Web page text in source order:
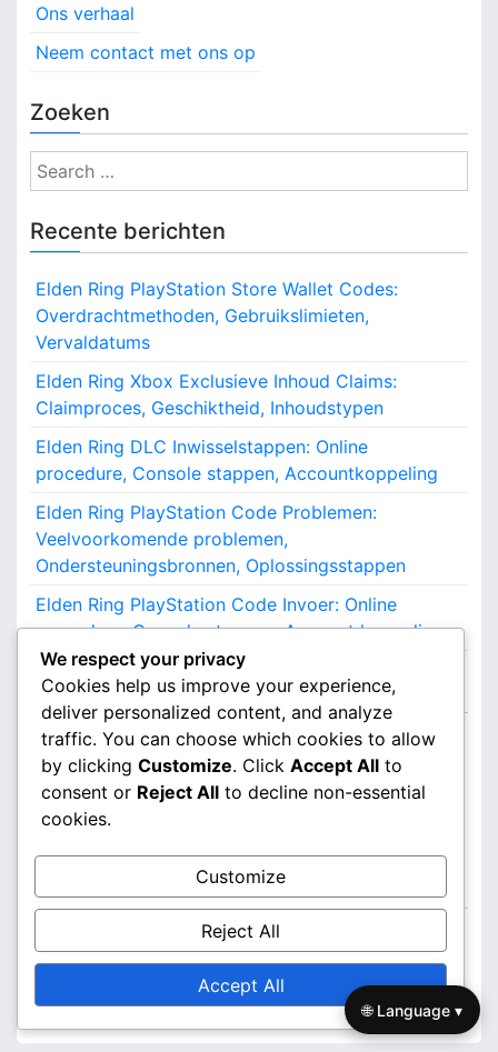
Ons verhaal
Neem contact met ons op
Zoeken
S
e
r
h
o
Recente berichten
Elden Ring PlayStation Store Wallet Codes:
Overdrachtmethoden, Gebruikslimieten,
Vervaldatums
Elden Ring Xbox Exclusieve Inhoud Claims:
Claimproces, Geschiktheid, Inhoudstypen
Elden Ring DLC Inwisselstappen: Online
procedure, Console stappen, Accountkoppeling
Elden Ring PlayStation Code Problemen:
Veelvoorkomende problemen,
Ondersteuningsbronnen, Oplossingsstappen
Elden Ring PlayStation Code Invoer: Online
procedure, Console stappen, Account koppeling
Categorieën
DLC- en Deluxe Editie Claims
PlayStation Code Inwisselen
Xbox Code Inwisselen
March 2026
We respect your privacy
Cookies help us improve your experience,
deliver personalized content, and analyze
traffic. You can choose which cookies to allow
by clicking Customize. Click Accept All to
consent or Reject All to decline non-essential
cookies.
Customize
Reject All
Accept All
🌐 Language ▾